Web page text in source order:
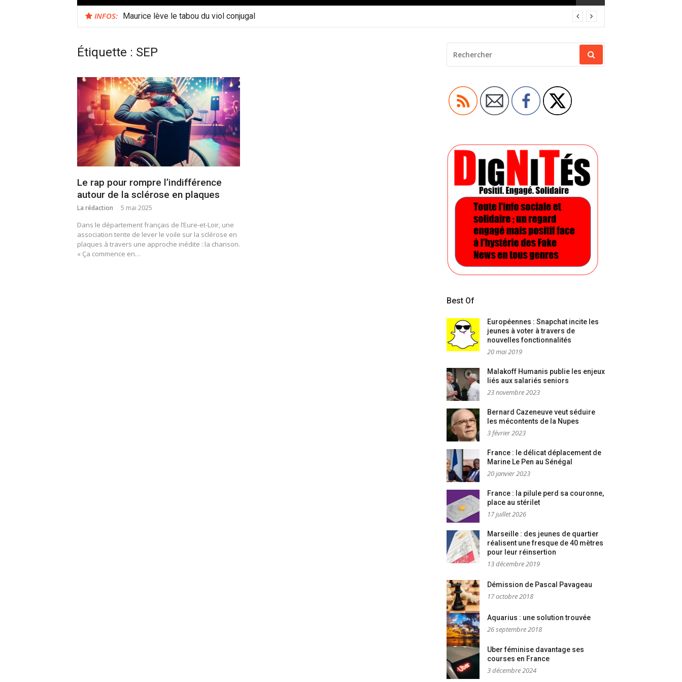
INFOS: Maurice lève le tabou du viol conjugal
Étiquette : SEP
Le rap pour rompre l’indifférence
autour de la sclérose en plaques
La rédaction 5 mai 2025
Dans le département français de l’Eure-et-Loir, une
association tente de lever le voile sur la sclérose en
plaques à travers une approche inédite : la chanson.
« Ça commence en…
POUR
:
Best Of
Européennes : Snapchat incite les
jeunes à voter à travers de
nouvelles fonctionnalités
20 mai 2019
Malakoff Humanis publie les enjeux
liés aux salariés seniors
23 novembre 2023
Bernard Cazeneuve veut séduire
les mécontents de la Nupes
3 février 2023
France : le délicat déplacement de
Marine Le Pen au Sénégal
20 janvier 2023
France : la pilule perd sa couronne,
place au stérilet
17 juillet 2026
Marseille : des jeunes de quartier
réalisent une fresque de 40 mètres
pour leur réinsertion
13 décembre 2019
Démission de Pascal Pavageau
17 octobre 2018
Aquarius : une solution trouvée
26 septembre 2018
Uber féminise davantage ses
courses en France
3 décembre 2024